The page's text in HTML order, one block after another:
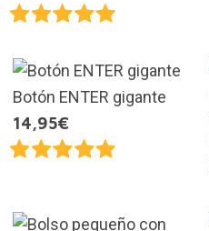
Botón ENTER gigante
14,95€